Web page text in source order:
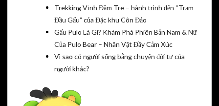
Trekking Vịnh Đầm Tre – hành trình đến “Trạm
Đầu Gấu” của Đặc khu Côn Đảo
Gấu Pulo Là Gì? Khám Phá Phiên Bản Nam & Nữ
Của Pulo Bear – Nhân Vật Đầy Cảm Xúc
Vì sao có người sống bằng chuyện đời tư của
người khác?